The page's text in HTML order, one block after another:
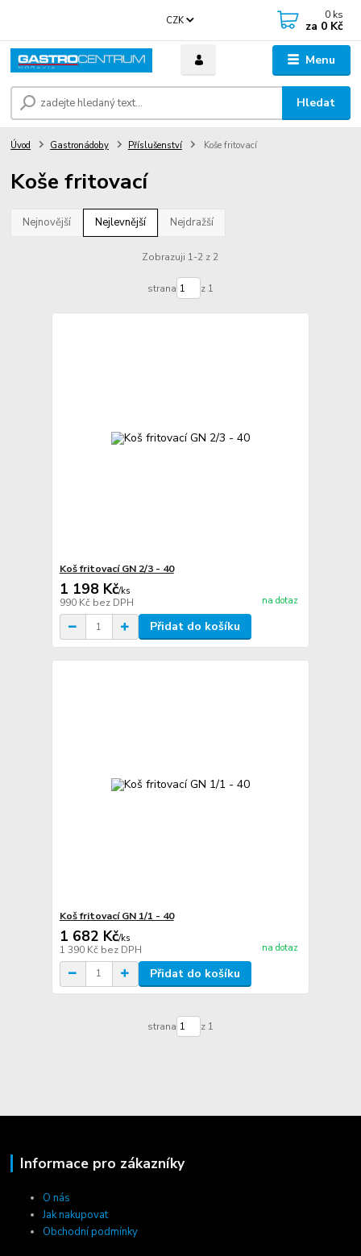
Menu
CZK
Hledat
0 ks
za 0 Kč
Úvod Gastronádoby Příslušenství Koše fritovací
Koše fritovací
Nejnovější Nejlevnější Nejdražší
Zobrazuji 1-2 z 2
strana z 1
Koš fritovací GN 2/3 - 40
1 198 Kč/ks
990 Kč bez DPH na dotaz
Přidat do košíku
Koš fritovací GN 1/1 - 40
1 682 Kč/ks
1 390 Kč bez DPH na dotaz
Přidat do košíku
strana z 1
Informace pro zákazníky
O nás
Jak nakupovat
Obchodní podmínky